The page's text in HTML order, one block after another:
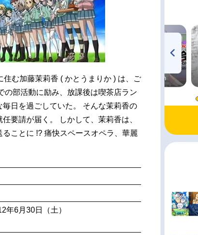
む加藤茉莉香 ( かとうまりか ) は、ご
の部活動に励み、放課後は喫茶店ラン
日を過ごしていた。 そんな茉莉香の
要請が届く。 しかして、茉莉香は、
ことに !? 痛快スペースオペラ、華麗
年6月30日（土）
♪ in アニメイトタイムズ
radio 大直会 2nd season